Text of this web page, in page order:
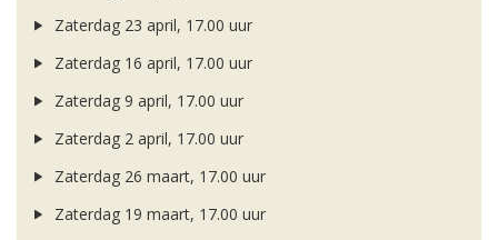
Zaterdag 23 april, 17.00 uur
Zaterdag 16 april, 17.00 uur
Zaterdag 9 april, 17.00 uur
Zaterdag 2 april, 17.00 uur
Zaterdag 26 maart, 17.00 uur
Zaterdag 19 maart, 17.00 uur